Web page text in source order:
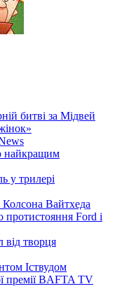
битві за Мідвей
найкращим
у трилері
Колсона Вайтхеда
протистояння Ford і
від творця
Іствудом
премії BAFTA TV